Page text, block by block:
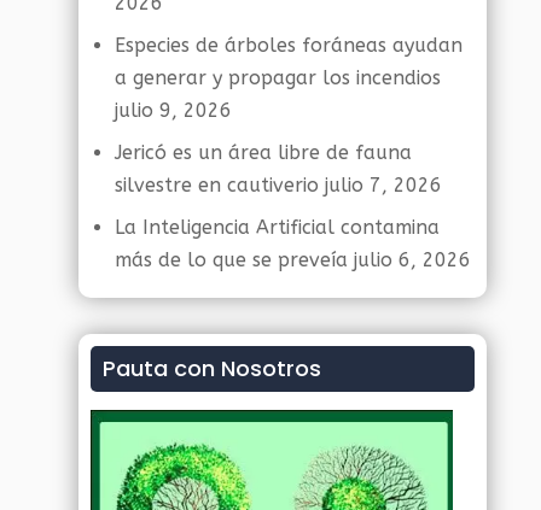
Especies de árboles foráneas ayudan
a generar y propagar los incendios
julio 9, 2026
Jericó es un área libre de fauna
silvestre en cautiverio julio 7, 2026
La Inteligencia Artificial contamina
más de lo que se preveía julio 6, 2026
Pauta con Nosotros